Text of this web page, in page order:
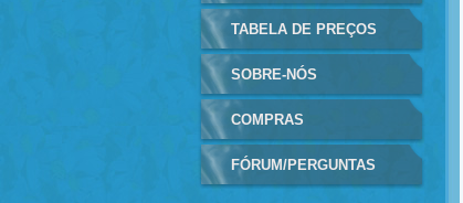
TABELA DE PREÇOS
SOBRE-NÓS
COMPRAS
FÓRUM/PERGUNTAS